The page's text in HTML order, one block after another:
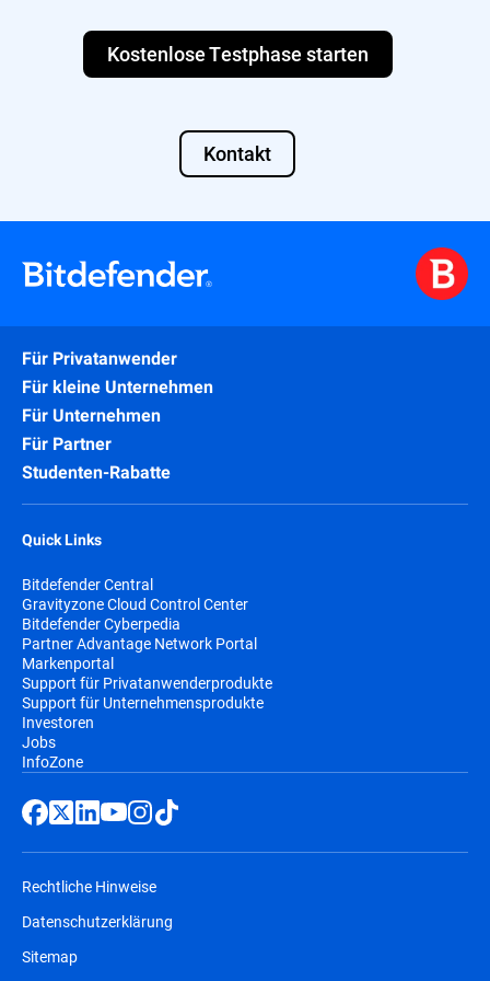
Bitdefender GravityZone, um mehrstufige
Sicherheit zu gewährleisten.
Kostenlose Testphase starten
Kontakt
Für Privatanwender
Für kleine Unternehmen
Für Unternehmen
Für Partner
Studenten-Rabatte
Quick Links
Bitdefender Central
Gravityzone Cloud Control Center
Bitdefender Cyberpedia
Partner Advantage Network Portal
Markenportal
Support für Privatanwenderprodukte
Support für Unternehmensprodukte
Investoren
Jobs
InfoZone
Rechtliche Hinweise
Datenschutzerklärung
Sitemap